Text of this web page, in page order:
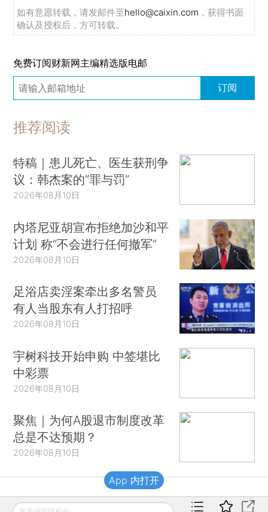
如有意愿转载，请发邮件至hello@caixin.com ，获得书面
确认及授权后，方可转载。
免费订阅财新网主编精选版电邮
订阅
推荐阅读
特稿｜患儿死亡、医生获刑争
议：韩杰案的“罪与罚”
2026年08月10日
内塔尼亚胡宣布拒绝加沙和平
计划 称“不会进行任何撤军”
2026年08月10日
足浴店卖淫案牵出多名警员
有人当股东有人打招呼
2026年08月10日
宇树科技开始申购 中签堪比
中彩票
2026年08月10日
聚焦｜为何A股退市制度改革
总是不达预期？
2026年08月10日
财新移动
App 内打开